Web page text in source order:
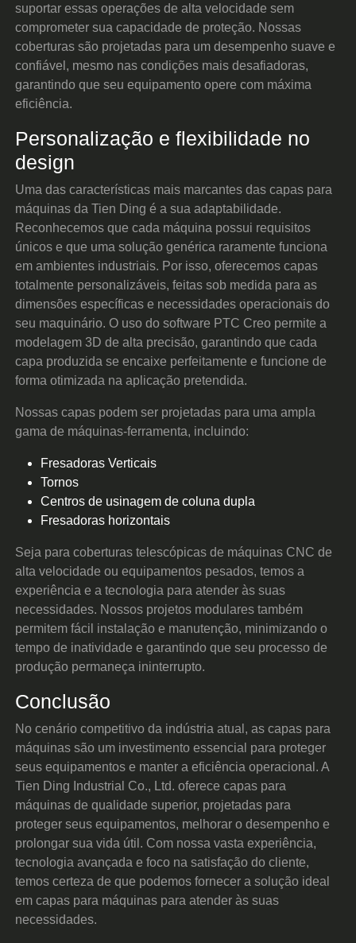
suportar essas operações de alta velocidade sem
comprometer sua capacidade de proteção. Nossas
coberturas são projetadas para um desempenho suave e
confiável, mesmo nas condições mais desafiadoras,
garantindo que seu equipamento opere com máxima
eficiência.
Personalização e flexibilidade no
design
Uma das características mais marcantes das capas para
máquinas da Tien Ding é a sua adaptabilidade.
Reconhecemos que cada máquina possui requisitos
únicos e que uma solução genérica raramente funciona
em ambientes industriais. Por isso, oferecemos capas
totalmente personalizáveis, feitas sob medida para as
dimensões específicas e necessidades operacionais do
seu maquinário. O uso do software PTC Creo permite a
modelagem 3D de alta precisão, garantindo que cada
capa produzida se encaixe perfeitamente e funcione de
forma otimizada na aplicação pretendida.
Nossas capas podem ser projetadas para uma ampla
gama de máquinas-ferramenta, incluindo:
Fresadoras Verticais
Tornos
Centros de usinagem de coluna dupla
Fresadoras horizontais
Seja para coberturas telescópicas de máquinas CNC de
alta velocidade ou equipamentos pesados, temos a
experiência e a tecnologia para atender às suas
necessidades. Nossos projetos modulares também
permitem fácil instalação e manutenção, minimizando o
tempo de inatividade e garantindo que seu processo de
produção permaneça ininterrupto.
Conclusão
No cenário competitivo da indústria atual, as capas para
máquinas são um investimento essencial para proteger
seus equipamentos e manter a eficiência operacional. A
Tien Ding Industrial Co., Ltd. oferece capas para
máquinas de qualidade superior, projetadas para
proteger seus equipamentos, melhorar o desempenho e
prolongar sua vida útil. Com nossa vasta experiência,
tecnologia avançada e foco na satisfação do cliente,
temos certeza de que podemos fornecer a solução ideal
em capas para máquinas para atender às suas
necessidades.